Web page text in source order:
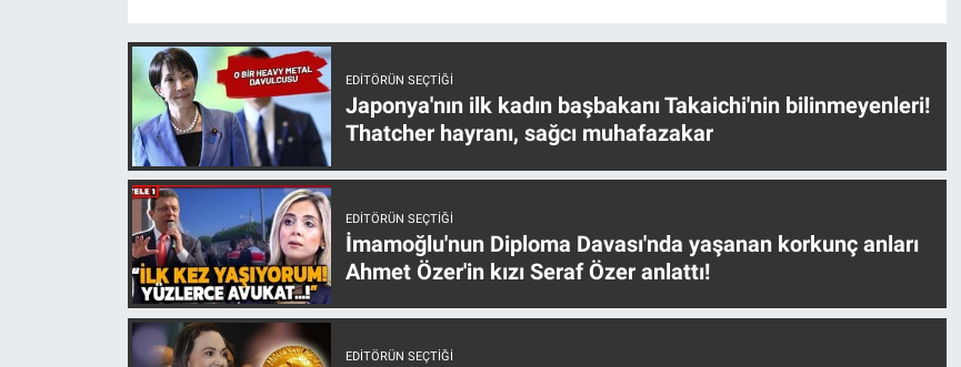
EDITÖRÜN SEÇTIĞI
Japonya'nın ilk kadın başbakanı Takaichi'nin bilinmeyenleri!
Thatcher hayranı, sağcı muhafazakar
EDITÖRÜN SEÇTIĞI
İmamoğlu'nun Diploma Davası'nda yaşanan korkunç anları
Ahmet Özer'in kızı Seraf Özer anlattı!
EDITÖRÜN SEÇTIĞI
Canlı Yayın